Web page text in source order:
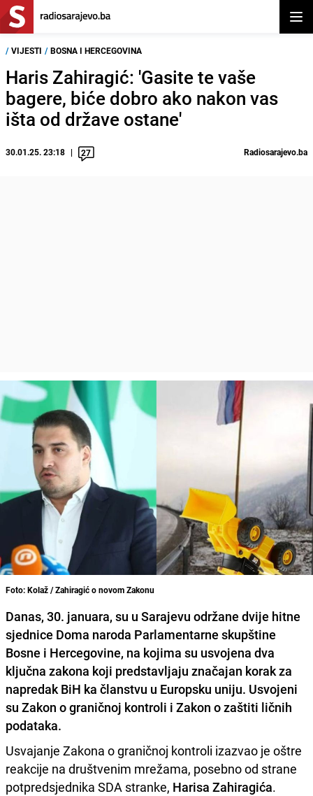
/ VIJESTI / BOSNA I HERCEGOVINA
Haris Zahiragić: 'Gasite te vaše
bagere, biće dobro ako nakon vas
išta od države ostane'
30.01.25. 23:18 27 Radiosarajevo.ba
Foto: Kolaž / Zahiragić o novom Zakonu
Danas, 30. januara, su u Sarajevu održane dvije hitne
sjednice Doma naroda Parlamentarne skupštine
Bosne i Hercegovine, na kojima su usvojena dva
ključna zakona koji predstavljaju značajan korak za
napredak BiH ka članstvu u Europsku uniju. Usvojeni
su Zakon o graničnoj kontroli i Zakon o zaštiti ličnih
podataka.
Usvajanje Zakona o graničnoj kontroli izazvao je oštre
reakcije na društvenim mrežama, posebno od strane
potpredsjednika SDA stranke, Harisa Zahiragića.